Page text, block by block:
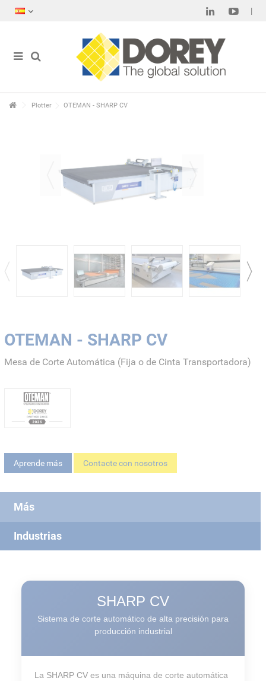
Plotter OTEMAN - SHARP CV
OTEMAN - SHARP CV
Mesa de Corte Automática (Fija o de Cinta Transportadora)
Aprende más Contacte con nosotros
Más
Industrias
SHARP CV
Sistema de corte automático de alta precisión para
producción industrial
La SHARP CV es una máquina de corte automática